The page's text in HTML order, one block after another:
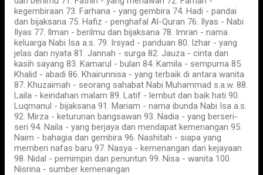
kegembiraan 73. Farhana - yang gembira 74. Hadi - pandai
dan bijaksana 75. Hafiz - penghafal Al-Quran 76. Ilyas - Nabi
Ilyas 77. Ilman - berilmu dan bijaksana 78. Imran - nama
keluarga Nabi Isa a.s. 79. Irsyad - panduan 80. Izhar - yang
jelas dan nyata 81. Jannah - surga 82. Jauza - cinta dan
kasih sayang 83. Kamarul - bulan 84. Kamila - sempurna 85.
Khalid - abadi 86. Khairunnisa - yang terbaik di antara wanita
87. Khuzaimah - seorang sahabat Nabi Muhammad s.a.w. 88.
Laila - keindahan malam 89. Latif - lembut dan baik hati 90.
Luqmanul - bijaksana 91. Mariam - nama ibunda Nabi Isa a.s.
92. Mirza - keturunan bangsawan 93. Nadia - yang berseri-
seri 94. Naila - yang berjaya dan mendapat kemenangan 95.
Naim - bahagia dan gembira 96. Nashitah - siapa yang
memberi nafas baru 97. Nasya - kemenangan dan kejayaan
98. Nidal - pemimpin dan penuntun 99. Nisa - wanita 100.
Nisrina - sumber kemenangan